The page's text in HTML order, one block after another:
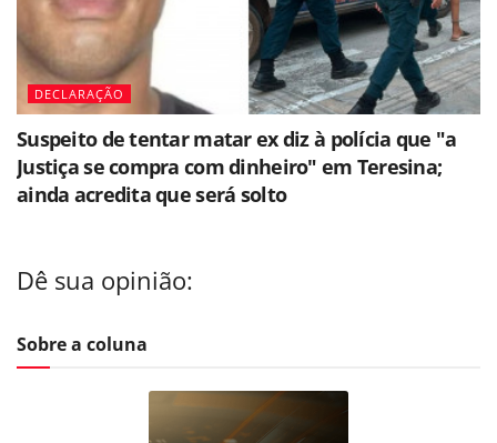
DECLARAÇÃO
Suspeito de tentar matar ex diz à polícia que "a
Justiça se compra com dinheiro" em Teresina;
ainda acredita que será solto
Dê sua opinião:
Sobre a coluna